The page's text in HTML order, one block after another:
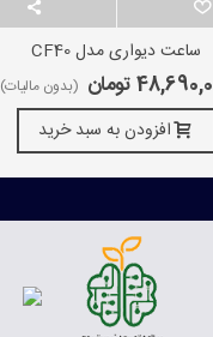
ساعت دیواری مدل CF40
تومان (بدون مالیات)
افزودن به سبد خرید